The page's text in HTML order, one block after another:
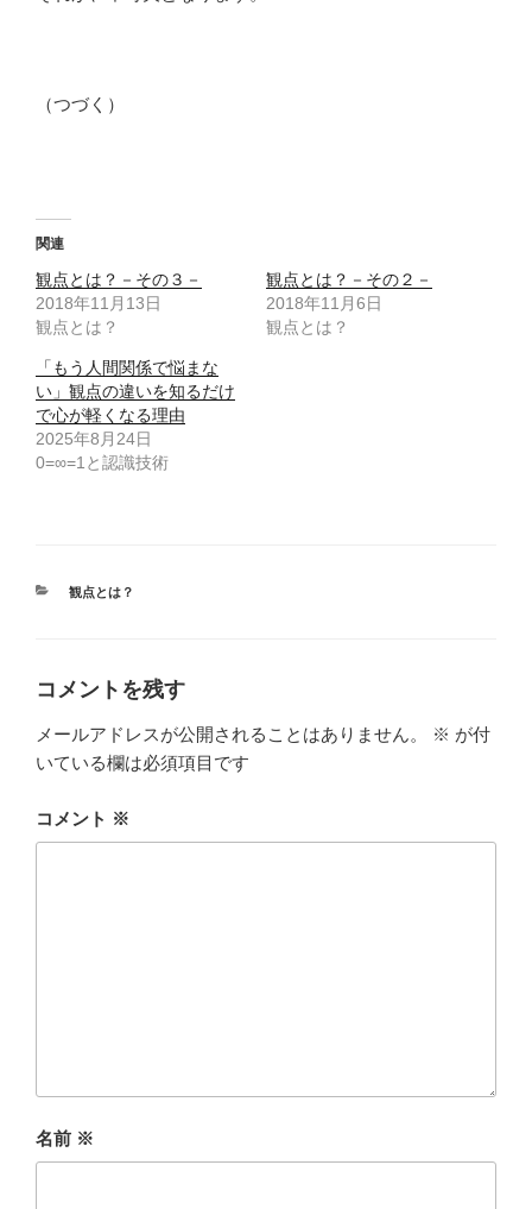
（つづく）
関連
観点とは？－その３－
2018年11月13日
観点とは？
観点とは？－その２－
2018年11月6日
観点とは？
「もう人間関係で悩まな
い」観点の違いを知るだけ
で心が軽くなる理由
2025年8月24日
0=∞=1と認識技術
カ
観点とは？
コメントを残す
メールアドレスが公開されることはありません。 ※ が付
いている欄は必須項目です
コメント ※
名前 ※